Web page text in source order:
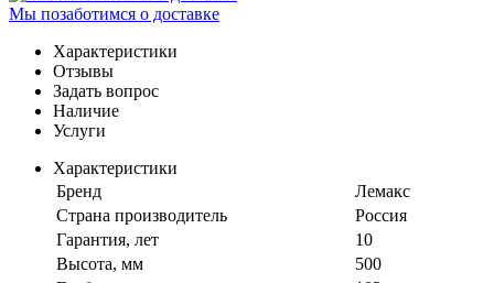
Мы позаботимся о доставке
Характеристики
Отзывы
Задать вопрос
Наличие
Услуги
Характеристики
Бренд
Лемакс
Страна производитель
Россия
Гарантия, лет
10
Высота, мм
500